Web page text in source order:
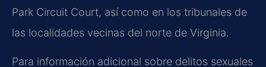
Park Circuit Court, así como en los tribunales de
las localidades vecinas del norte de Virginia.
Para información adicional sobre delitos sexuales